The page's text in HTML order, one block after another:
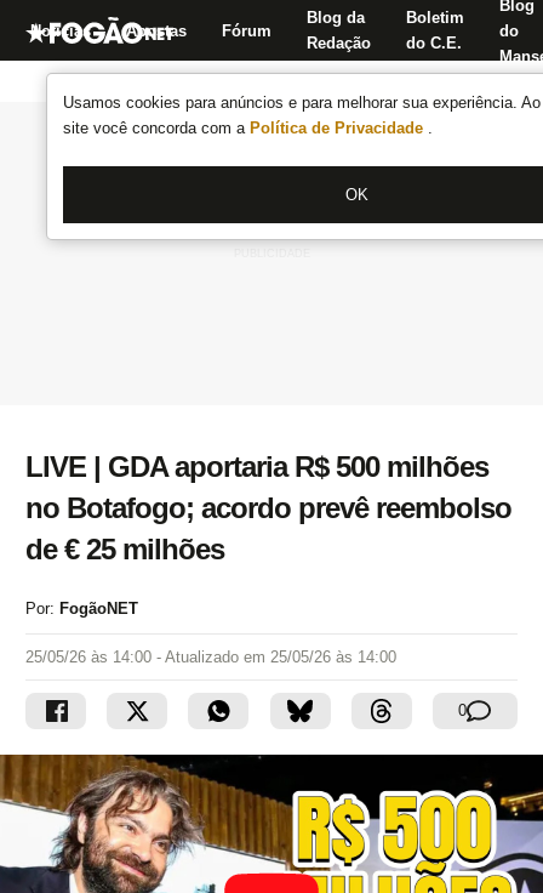
Usamos cookies para anúncios e para melhorar sua experiência.
site você concorda com a Política de Privacidade .
OK
Notícias Apostas Fórum
Blog da
Redação
Boletim
do C.E.
Blog
do
LIVE | GDA aportaria R$ 500 milhões
no Botafogo; acordo prevê reembolso
de € 25 milhões
Por: FogãoNET
25/05/26 às 14:00 - Atualizado em 25/05/26 às 14:00
0